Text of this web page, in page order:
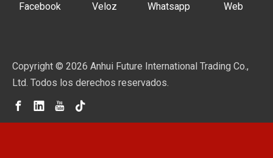
Facebook Veloz Whatsapp Web
Copyright © 2026 Anhui Future International Trading Co.,
Ltd. Todos los derechos reservados.